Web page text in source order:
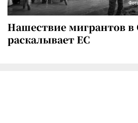
Нашествие мигрантов в
раскалывает ЕС